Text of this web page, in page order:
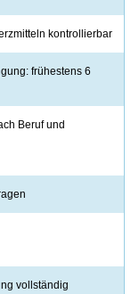
kontrollierbar
frühestens 6
Beruf und
vollständig